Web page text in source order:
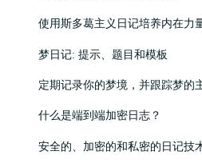
使用斯多葛主义日记培养内在力
梦日记: 提示、题目和模板
定期记录你的梦境，并跟踪梦的
什么是端到端加密日志？
安全的、加密的和私密的日记技